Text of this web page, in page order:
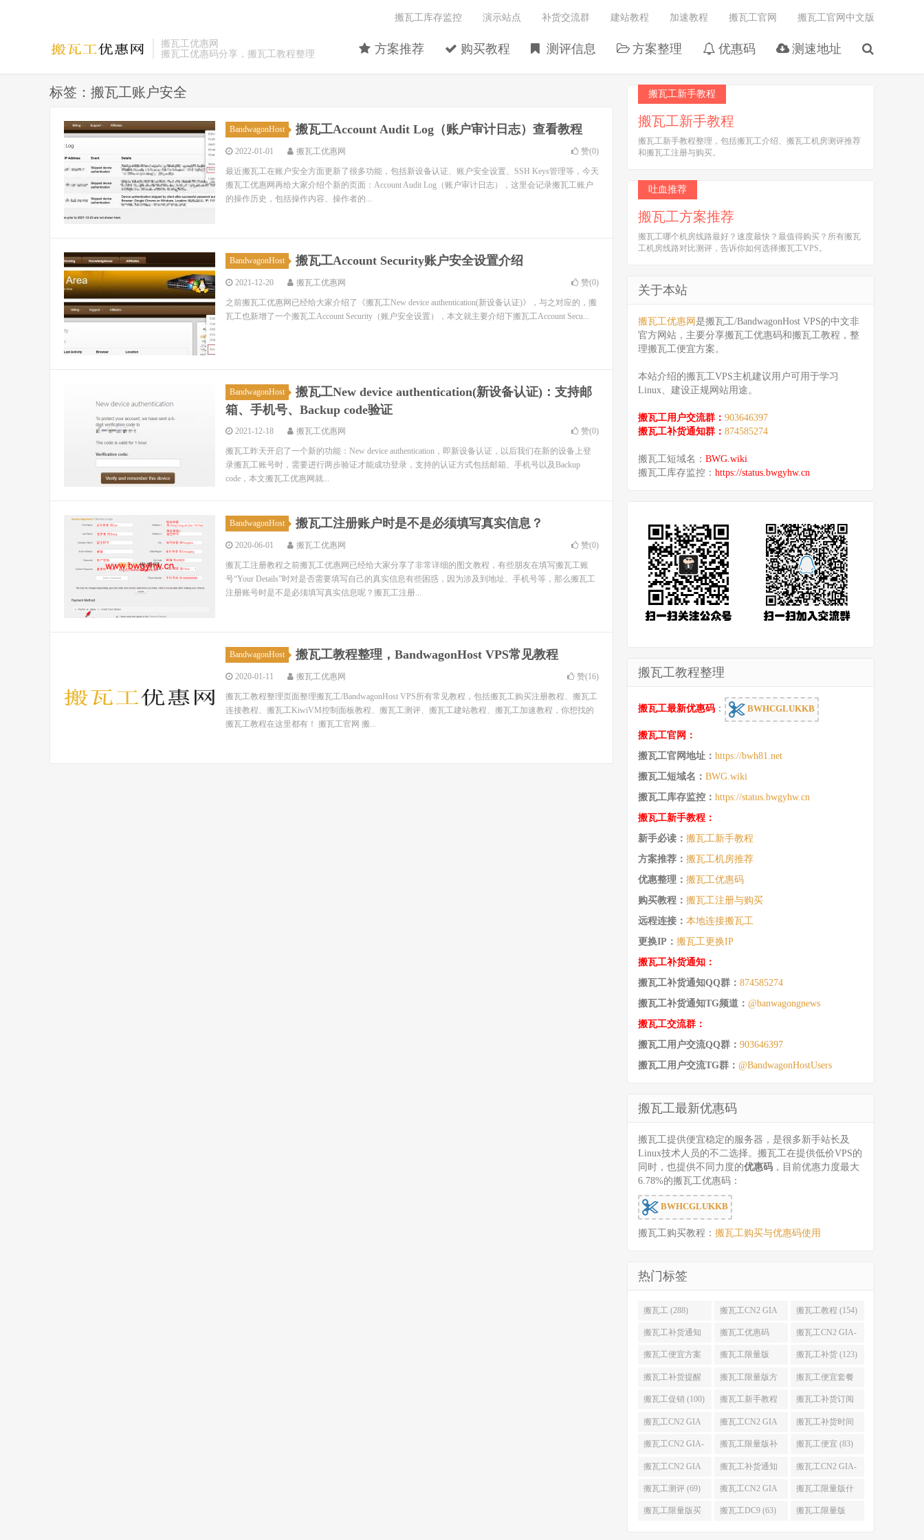
搬瓦工优惠网
搬瓦工优惠码分享，搬瓦工教程整理
方案推荐 购买教程 测评信息 方案整理 优惠码 测速地址
搬瓦工库存监控 演示站点 补货交流群 建站教程 加速教程 搬瓦工官网 搬瓦工官网中文版
标签：搬瓦工账户安全
BandwagonHost 搬瓦工Account Audit Log（账户审计日志）查看教程
2022-01-01 搬瓦工优惠网 赞(0)
最近搬瓦工在账户安全方面更新了很多功能，包括新设备认证、账户安全设置、SSH Keys管理等，今天
搬瓦工优惠网再给大家介绍个新的页面：Account Audit Log（账户审计日志），这里会记录搬瓦工账户
的操作历史，包括操作内容、操作者的...
BandwagonHost 搬瓦工Account Security账户安全设置介绍
2021-12-20 搬瓦工优惠网 赞(0)
之前搬瓦工优惠网已经给大家介绍了《搬瓦工New device authentication(新设备认证)》，与之对应的，搬
瓦工也新增了一个搬瓦工Account Security（账户安全设置），本文就主要介绍下搬瓦工Account Secu...
BandwagonHost
搬瓦工New device authentication(新设备认证)：支持邮
箱、手机号、Backup code验证
2021-12-18 搬瓦工优惠网 赞(0)
搬瓦工昨天开启了一个新的功能：New device authentication，即新设备认证，以后我们在新的设备上登
录搬瓦工账号时，需要进行两步验证才能成功登录，支持的认证方式包括邮箱、手机号以及Backup
code，本文搬瓦工优惠网就...
BandwagonHost 搬瓦工注册账户时是不是必须填写真实信息？
2020-06-01 搬瓦工优惠网 赞(0)
搬瓦工注册教程之前搬瓦工优惠网已经给大家分享了非常详细的图文教程，有些朋友在填写搬瓦工账
号“Your Details”时对是否需要填写自己的真实信息有些困惑，因为涉及到地址、手机号等，那么搬瓦工
注册账号时是不是必须填写真实信息呢？搬瓦工注册...
BandwagonHost 搬瓦工教程整理，BandwagonHost VPS常见教程
2020-01-11 搬瓦工优惠网 赞(16)
搬瓦工教程整理页面整理搬瓦工/BandwagonHost VPS所有常见教程，包括搬瓦工购买注册教程、搬瓦工
连接教程、搬瓦工KiwiVM控制面板教程、搬瓦工测评、搬瓦工建站教程、搬瓦工加速教程，你想找的
搬瓦工教程在这里都有！ 搬瓦工官网 搬...
搬瓦工新手教程
搬瓦工新手教程
搬瓦工新手教程整理，包括搬瓦工介绍、搬瓦工机房测评推荐
和搬瓦工注册与购买。
吐血推荐
搬瓦工方案推荐
搬瓦工哪个机房线路最好？速度最快？最值得购买？所有搬瓦
工机房线路对比测评，告诉你如何选择搬瓦工VPS。
关于本站
搬瓦工优惠网 是搬瓦工/BandwagonHost VPS的中文非
官方网站，主要分享搬瓦工优惠码和搬瓦工教程，整
理搬瓦工便宜方案。
本站介绍的搬瓦工VPS主机建议用户可用于学习
Linux、建设正规网站用途。
搬瓦工用户交流群： 903646397
搬瓦工补货通知群： 874585274
搬瓦工短域名： BWG.wiki
搬瓦工库存监控： https://status.bwgyhw.cn
搬瓦工教程整理
搬瓦工最新优惠码 ： BWHCGLUKKB
搬瓦工官网：
搬瓦工官网地址： https://bwh81.net
搬瓦工短域名： BWG.wiki
搬瓦工库存监控： https://status.bwgyhw.cn
搬瓦工新手教程：
新手必读： 搬瓦工新手教程
方案推荐： 搬瓦工机房推荐
优惠整理： 搬瓦工优惠码
购买教程： 搬瓦工注册与购买
远程连接： 本地连接搬瓦工
更换IP： 搬瓦工更换IP
搬瓦工补货通知：
搬瓦工补货通知QQ群： 874585274
搬瓦工补货通知TG频道： @banwagongnews
搬瓦工交流群：
搬瓦工用户交流QQ群： 903646397
搬瓦工用户交流TG群： @BandwagonHostUsers
搬瓦工最新优惠码
搬瓦工提供便宜稳定的服务器，是很多新手站长及
Linux技术人员的不二选择。搬瓦工在提供低价VPS的
同时，也提供不同力度的优惠码 ，目前优惠力度最大
6.78%的搬瓦工优惠码：
BWHCGLUKKB
搬瓦工购买教程： 搬瓦工购买与优惠码使用
热门标签
搬瓦工 (288) 搬瓦工CN2 GIA
(176)
搬瓦工教程 (154)
搬瓦工补货通知
(132)
搬瓦工优惠码
(131)
搬瓦工CN2 GIA-
E (130)
搬瓦工便宜方案
(128)
搬瓦工限量版
(126)
搬瓦工补货 (123)
搬瓦工补货提醒
(106)
搬瓦工限量版方
案 (106)
搬瓦工便宜套餐
(103)
搬瓦工促销 (100) 搬瓦工新手教程
(98)
搬瓦工补货订阅
(98)
搬瓦工CN2 GIA
便宜方案 (92)
搬瓦工CN2 GIA
限量版 (90)
搬瓦工补货时间
(89)
搬瓦工CN2 GIA-
E限量版 (84)
搬瓦工限量版补
货 (84)
搬瓦工便宜 (83)
搬瓦工CN2 GIA
优惠 (82)
搬瓦工补货通知
QQ群 (76)
搬瓦工CN2 GIA-
E便宜套餐 (76)
搬瓦工测评 (69) 搬瓦工CN2 GIA
限量版补货 (67)
搬瓦工限量版什
么时候补货 (67)
搬瓦工限量版买 搬瓦工DC9 (63) 搬瓦工限量版